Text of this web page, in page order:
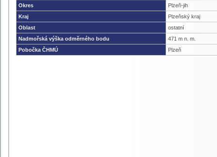
Okres
Plzeň-jih
Kraj
Plzeňský kraj
Oblast
ostatní
Nadmořská výška odměrného bodu
471 m n. m.
Pobočka ČHMÚ
Plzeň